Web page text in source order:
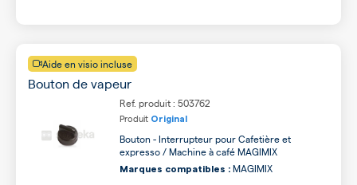
Aide en visio incluse
Bouton de vapeur
Ref. produit : 503762
Produit Original
Bouton - Interrupteur pour Cafetière et
expresso / Machine à café MAGIMIX
Marques compatibles : MAGIMIX